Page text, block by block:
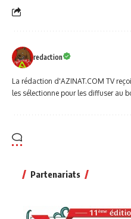
redaction
La rédaction d'AZINAT.COM TV
les sélectionne pour les diffuser au
Partenariats